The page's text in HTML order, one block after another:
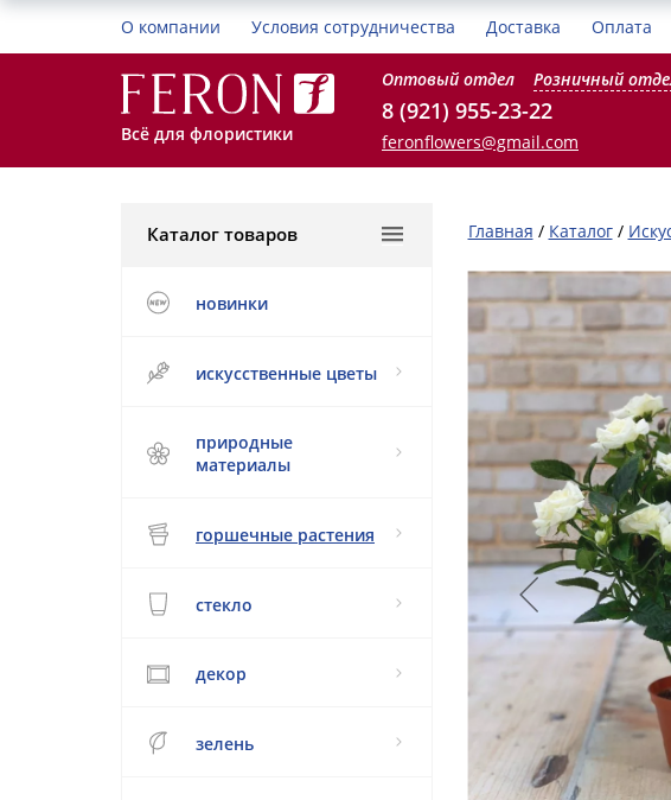
О компании Условия сотрудничества Доставка Оплата
Всё для флористики
Оптовый отдел Розничный
8 (921) 955-23-22
feronflowers@gmail.com
Каталог товаров
новинки
искусственные цветы
природные
материалы
горшечные растения
стекло
декор
зелень
Главная / Каталог /